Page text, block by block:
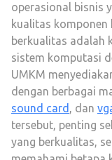
operasional bisnis
kualitas komponen
berkualitas adalah
sistem komputasi
UMKM
dengan berbagai
sound card , dan
tersebut, penting
yang berkualitas,